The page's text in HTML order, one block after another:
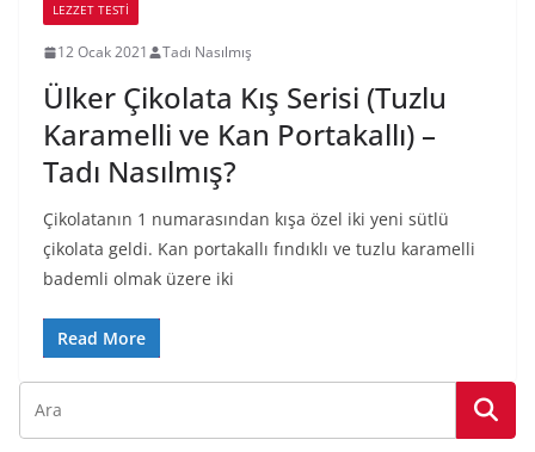
LEZZET TESTI
12 Ocak 2021 Tadı Nasılmış
Ülker Çikolata Kış Serisi (Tuzlu
Karamelli ve Kan Portakallı) –
Tadı Nasılmış?
Çikolatanın 1 numarasından kışa özel iki yeni sütlü
çikolata geldi. Kan portakallı fındıklı ve tuzlu karamelli
bademli olmak üzere iki
Read More